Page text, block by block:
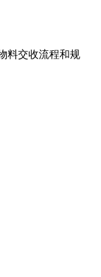
料交收流程和规